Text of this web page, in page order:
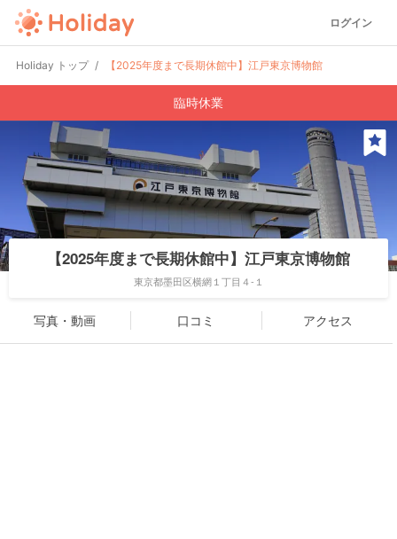
ログイン
Holiday トップ 【2025年度まで長期休館中】江戸東京博物館
臨時休業
【2025年度まで長期休館中】江戸東京博物館
東京都墨田区横網１丁目４-１
写真・動画 口コミ アクセス